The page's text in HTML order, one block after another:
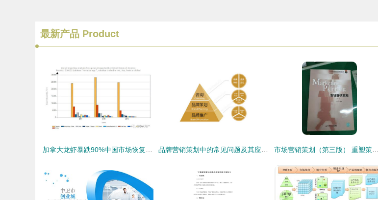
最新产品 Product